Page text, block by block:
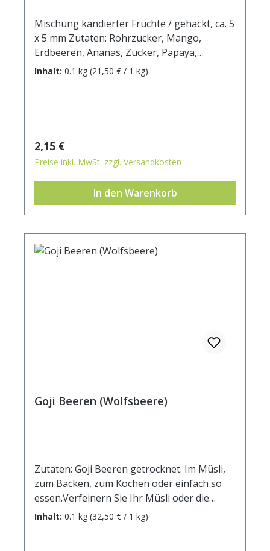
Mischung kandierter Früchte / gehackt, ca. 5
x 5 mm Zutaten: Rohrzucker, Mango,
Erdbeeren, Ananas, Zucker, Papaya,
Zitronensäure E330, Calciumchlorid E509,
Aroma, Farbstoff E129, Schwefeldioxid E220.
Kohlenhydrate 89 g davon: - Zucker 67,5 g
Inhalt: 0.1 kg (21,50 € / 1 kg)
Regulärer Preis:
2,15 €
Preise inkl. MwSt. zzgl. Versandkosten
In den Warenkorb
Goji Beeren (Wolfsbeere)
Zutaten: Goji Beeren getrocknet. Im Müsli,
zum Backen, zum Kochen oder einfach so
essen.Verfeinern Sie Ihr Müsli oder die
Haferflocken je nach Geschmack mit ca. 30g
Gojibeeren. Oder probieren Sie diese
Inhalt: 0.1 kg (32,50 € / 1 kg)